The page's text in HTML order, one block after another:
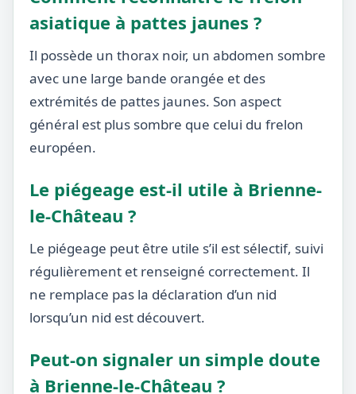
asiatique à pattes jaunes ?
Il possède un thorax noir, un abdomen sombre
avec une large bande orangée et des
extrémités de pattes jaunes. Son aspect
général est plus sombre que celui du frelon
européen.
Le piégeage est-il utile à Brienne-
le-Château ?
Le piégeage peut être utile s’il est sélectif, suivi
régulièrement et renseigné correctement. Il
ne remplace pas la déclaration d’un nid
lorsqu’un nid est découvert.
Peut-on signaler un simple doute
à Brienne-le-Château ?